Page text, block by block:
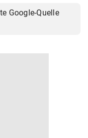
Google-Quelle